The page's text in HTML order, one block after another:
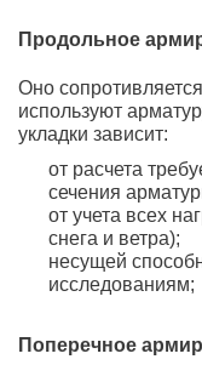
Продольное
Оно
используют
укладки зависит:
от расчета
сечения
от учета всех
снега и ветра);
несущей
исследованиям;
Поперечное